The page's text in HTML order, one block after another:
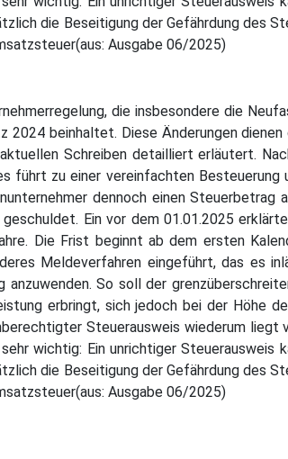
die Beseitigung der Gefährdung des
Ausgabe 06/2025)
die insbesondere die
2024 beinhaltet. Diese Änderungen
Schreiben detailliert erläutert.
führt zu einer vereinfachten
dennoch einen Steuerbetrag
Ein vor dem 01.01.2025
Die Frist beginnt ab dem ersten
Meldeverfahren eingeführt, das es
So soll der
erbringt, sich jedoch bei der Höhe
Steuerausweis wiederum liegt
wichtig: Ein unrichtiger Steuerausweis
die Beseitigung der Gefährdung des
Ausgabe 06/2025)